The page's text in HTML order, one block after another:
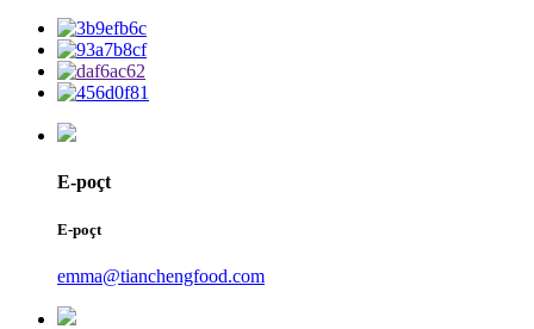
E-poçt
E-poçt
emma@tianchengfood.com